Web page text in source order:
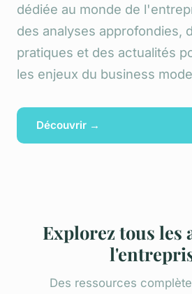
dédiée au monde de
des analyses approfondies,
pratiques et des actualités
les enjeux du business
Découvrir →
Explorez tous les
Des ressources